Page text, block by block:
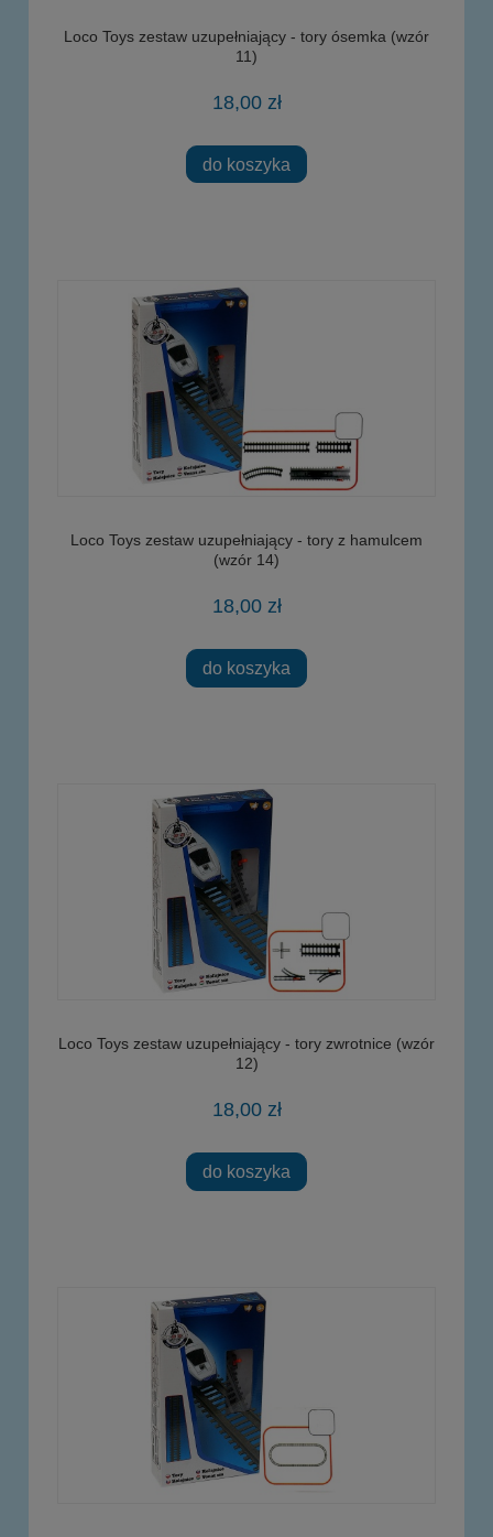
Loco Toys zestaw uzupełniający - tory ósemka (wzór
11)
18,00 zł
do koszyka
Loco Toys zestaw uzupełniający - tory z hamulcem
(wzór 14)
18,00 zł
do koszyka
Loco Toys zestaw uzupełniający - tory zwrotnice (wzór
12)
18,00 zł
do koszyka